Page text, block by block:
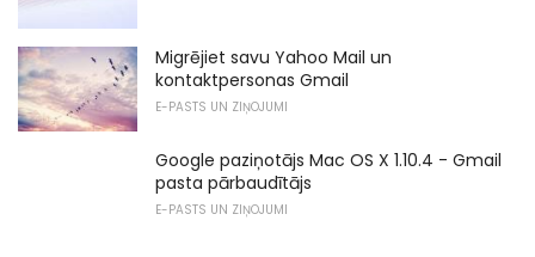
Migrējiet savu Yahoo Mail un
kontaktpersonas Gmail
E-PASTS UN ZIŅOJUMI
Google paziņotājs Mac OS X 1.10.4 - Gmail
pasta pārbaudītājs
E-PASTS UN ZIŅOJUMI